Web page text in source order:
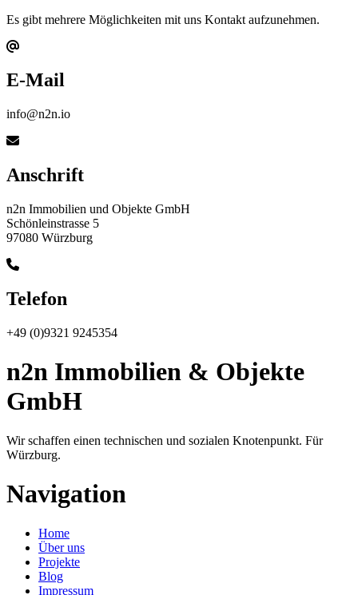
Es gibt mehrere Möglichkeiten mit uns Kontakt aufzunehmen.
E-Mail
info@n2n.io
Anschrift
n2n Immobilien und Objekte GmbH
Schönleinstrasse 5
97080 Würzburg
Telefon
+49 (0)9321 9245354
n2n Immobilien & Objekte
GmbH
Wir schaffen einen technischen und sozialen Knotenpunkt. Für
Würzburg.
Navigation
Home
Über uns
Projekte
Blog
Impressum